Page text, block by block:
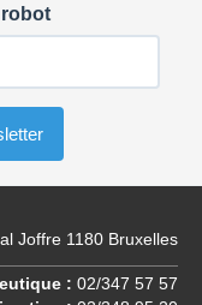
Joffre 1180 Bruxelles
: 02/347 57 57